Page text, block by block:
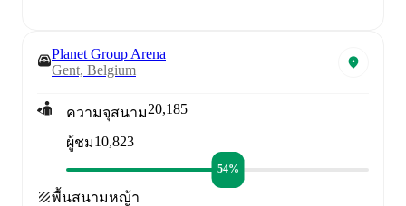
Planet Group Arena
Gent, Belgium
ความจุสนาม20,185
ผู้ชม10,823
54%
พื้นสนามหญ้า